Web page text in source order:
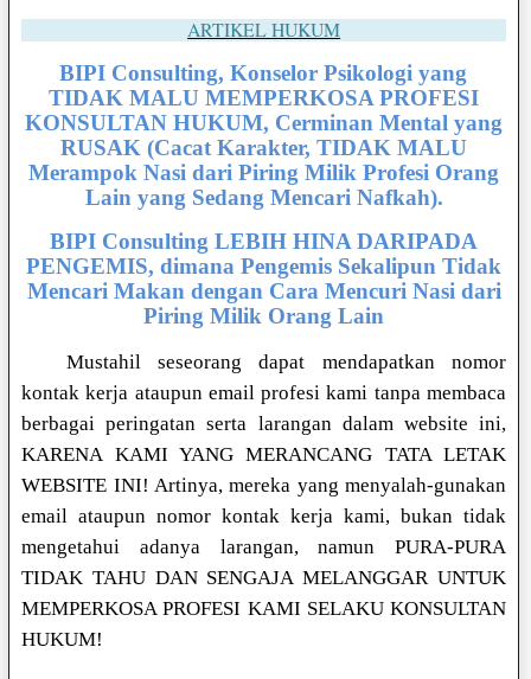
ARTIKEL HUKUM
BIPI Consulting, Konselor Psikologi yang
TIDAK MALU MEMPERKOSA PROFESI
KONSULTAN HUKUM, Cerminan Mental yang
RUSAK (Cacat Karakter, TIDAK MALU
Merampok Nasi dari Piring Milik Profesi Orang
Lain yang Sedang Mencari Nafkah).
BIPI Consulting LEBIH HINA DARIPADA
PENGEMIS, dimana Pengemis Sekalipun Tidak
Mencari Makan dengan Cara Mencuri Nasi dari
Piring Milik Orang Lain
Mustahil seseorang dapat mendapatkan nomor
kontak kerja ataupun email profesi kami tanpa membaca
berbagai peringatan serta larangan dalam website ini,
KARENA KAMI YANG MERANCANG TATA LETAK
WEBSITE INI! Artinya, mereka yang menyalah-gunakan
email ataupun nomor kontak kerja kami, bukan tidak
mengetahui adanya larangan, namun PURA-PURA
TIDAK TAHU DAN SENGAJA MELANGGAR UNTUK
MEMPERKOSA PROFESI KAMI SELAKU KONSULTAN
HUKUM!